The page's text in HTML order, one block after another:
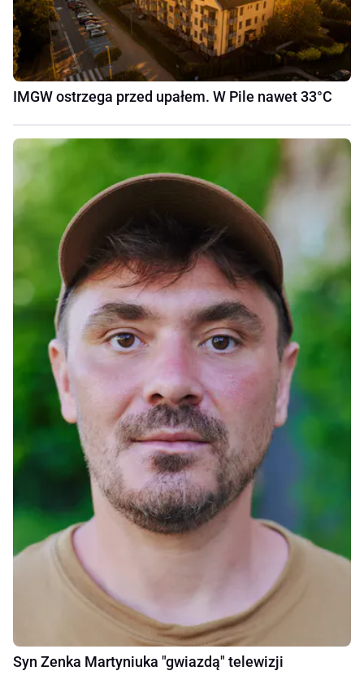
IMGW ostrzega przed upałem. W Pile nawet 33°C
Syn Zenka Martyniuka "gwiazdą" telewizji